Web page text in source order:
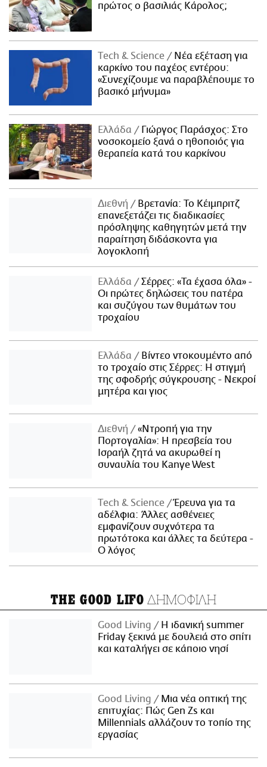
πρώτος ο βασιλιάς Κάρολος;
Τech & Science
Νέα εξέταση για
καρκίνο του παχέος εντέρου:
«Συνεχίζουμε να παραβλέπουμε το
βασικό μήνυμα»
Ελλάδα
Γιώργος Παράσχος: Στο
νοσοκομείο ξανά ο ηθοποιός για
θεραπεία κατά του καρκίνου
Διεθνή
Βρετανία: Το Κέιμπριτζ
επανεξετάζει τις διαδικασίες
πρόσληψης καθηγητών μετά την
παραίτηση διδάσκοντα για
λογοκλοπή
Ελλάδα
Σέρρες: «Τα έχασα όλα» -
Οι πρώτες δηλώσεις του πατέρα
και συζύγου των θυμάτων του
τροχαίου
Ελλάδα
Βίντεο ντοκουμέντο από
το τροχαίο στις Σέρρες: Η στιγμή
της σφοδρής σύγκρουσης - Νεκροί
μητέρα και γιος
Διεθνή
«Ντροπή για την
Πορτογαλία»: Η πρεσβεία του
Ισραήλ ζητά να ακυρωθεί η
συναυλία του Kanye West
Τech & Science
Έρευνα για τα
αδέλφια: Άλλες ασθένειες
εμφανίζουν συχνότερα τα
πρωτότοκα και άλλες τα δεύτερα -
Ο λόγος
THE GOOD LIFO ΔΗΜΟΦΙΛΗ
Good Living
Η ιδανική summer
Friday ξεκινά με δουλειά στο σπίτι
και καταλήγει σε κάποιο νησί
Good Living
Μια νέα οπτική της
επιτυχίας: Πώς Gen Zs και
Millennials αλλάζουν το τοπίο της
εργασίας